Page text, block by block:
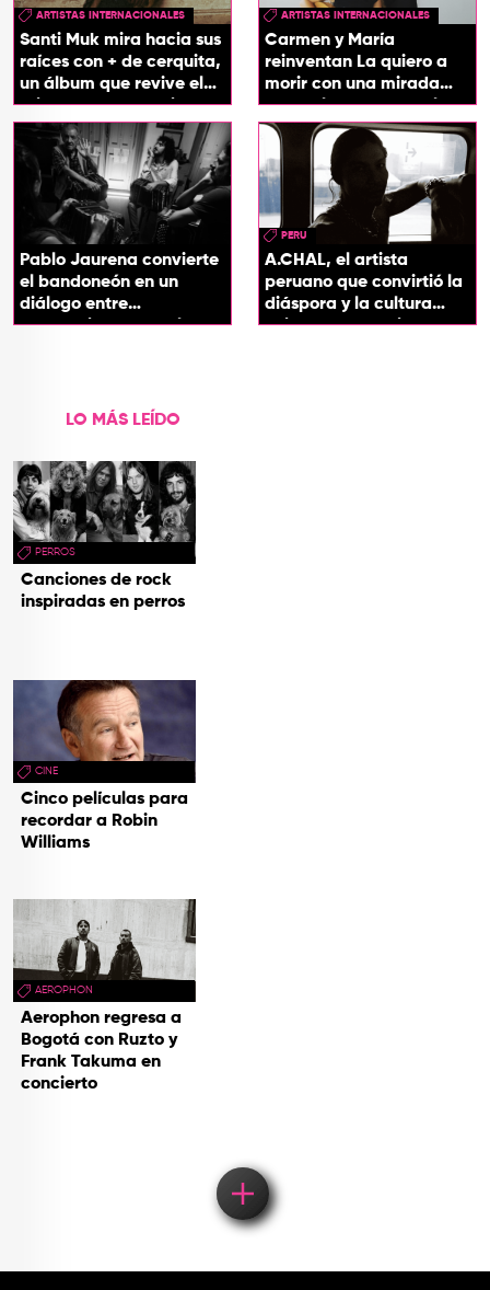
ARTISTAS INTERNACIONALES
Santi Muk mira hacia sus
raíces con + de cerquita,
un álbum que revive el
origen de sus canciones
ARTISTAS INTERNACIONALES
Carmen y María
reinventan La quiero a
morir con una mirada
entre el flamenco y el
soul
Pablo Jaurena convierte
el bandoneón en un
diálogo entre
generaciones con el
PERU
A.CHAL, el artista
peruano que convirtió la
diáspora y la cultura
chicha en su sonido
LO MÁS LEÍDO
PERROS
Canciones de rock
inspiradas en perros
CINE
Cinco películas para
recordar a Robin
Williams
AEROPHON
Aerophon regresa a
Bogotá con Ruzto y
Frank Takuma en
concierto